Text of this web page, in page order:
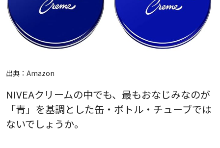
出典： Amazon
NIVEAクリームの中でも、最もおなじみなのが
「青」を基調とした缶・ボトル・チューブでは
ないでしょうか。